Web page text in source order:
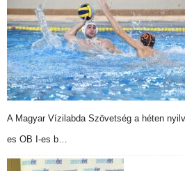
A Magyar Vízilabda Szövetség a héten
es OB I-es b…